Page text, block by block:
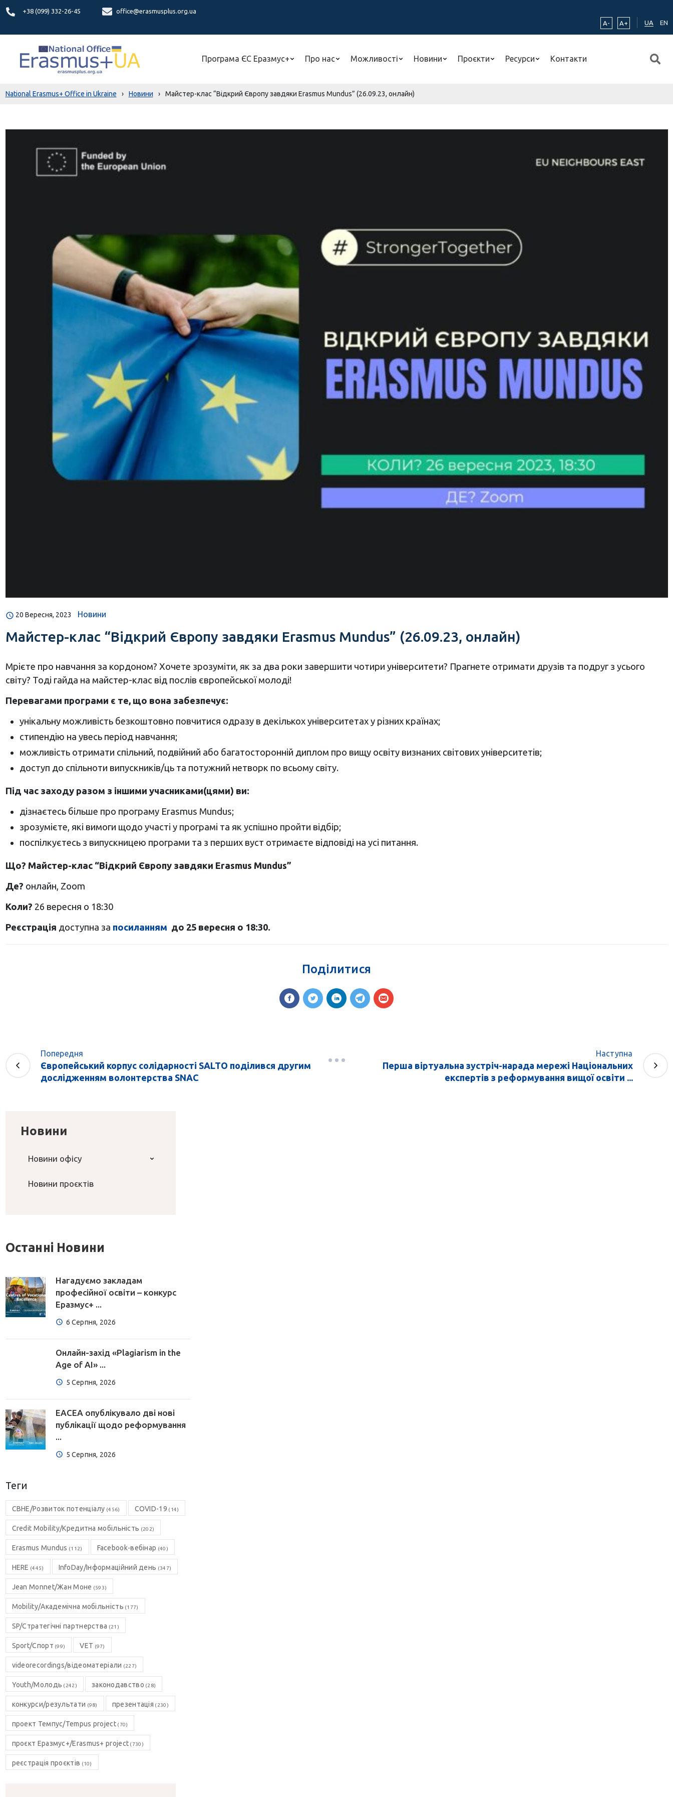
+38 (099) 332-26-45
office@erasmusplus.org.ua
A-
A+ UA EN
Програма ЄС Еразмус+ Про нас Можливості Новини Проєкти Ресурси Контакти
National Erasmus+ Office in Ukraine › Новини › Майстер-клас “Відкрий Європу завдяки Erasmus Mundus” (26.09.23, онлайн)
20 Вересня, 2023 Новини
Майстер-клас “Відкрий Європу завдяки Erasmus Mundus” (26.09.23, онлайн)
Мрієте про навчання за кордоном? Хочете зрозуміти, як за два роки завершити чотири університети? Прагнете отримати друзів та подруг з усього
світу? Тоді гайда на майстер-клас від послів європейської молоді!
Перевагами програми є те, що вона забезпечує:
унікальну можливість безкоштовно повчитися одразу в декількох університетах у різних країнах;
стипендію на увесь період навчання;
можливість отримати спільний, подвійний або багатосторонній диплом про вищу освіту визнаних світових університетів;
доступ до спільноти випускників/ць та потужний нетворк по всьому світу.
Під час заходу разом з іншими учасниками(цями) ви:
дізнаєтесь більше про програму Erasmus Mundus;
зрозумієте, які вимоги щодо участі у програмі та як успішно пройти відбір;
поспілкуєтесь з випускницею програми та з перших вуст отримаєте відповіді на усі питання.
Що? Майстер-клас “Відкрий Європу завдяки Erasmus Mundus”
Де? онлайн, Zoom
Коли? 26 вересня о 18:30
Реєстрація доступна за посиланням до 25 вересня о 18:30.
Поділитися
Попередня
Європейський корпус солідарності SALTO поділився другим
дослідженням волонтерства SNAC
Наступна
Перша віртуальна зустріч-нарада мережі Національних
експертів з реформування вищої освіти ...
Новини
Новини офісу
Новини проєктів
Останні Новини
Нагадуємо закладам
професійної освіти – конкурс
Еразмус+ ...
6 Серпня, 2026
Онлайн-захід «Plagiarism in the
Age of AI» ...
5 Серпня, 2026
EACEA опублікувало дві нові
публікації щодо реформування
...
5 Серпня, 2026
Теги
CBHE/Розвиток потенціалу (456) COVID-19 (14)
Credit Mobility/Кредитна мобільність (202)
Erasmus Mundus (112) Facebook-вебінар (40)
HERE (445) InfoDay/Інформаційний день (347)
Jean Monnet/Жан Моне (593)
Mobility/Академічна мобільність (177)
SP/Стратегічні партнерства (21)
Sport/Спорт (99) VET (97)
videorecordings/відеоматеріали (227)
Youth/Молодь (242) законодавство (28)
конкурси/результати (98) презентація (230)
проект Темпус/Tempus project(70)
проєкт Еразмус+/Erasmus+ project (730)
реєстрація проєктів (10)